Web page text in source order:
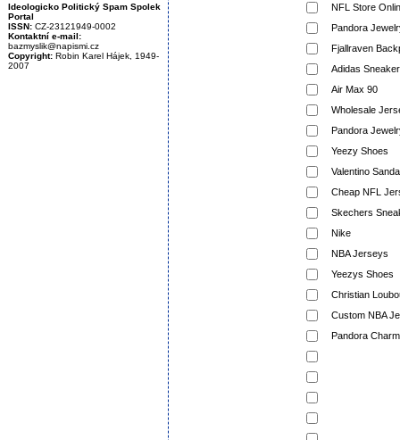
Ideologicko Politický Spam Spolek
Portal
ISSN: CZ-23121949-0002
Kontaktní e-mail:
bazmyslik@napismi.cz
Copyright: Robin Karel Hájek, 1949-
2007
NFL Store
Pandora
Fjallraven
Adidas
Air Max 90
Wholesale
Pandora
Yeezy Shoes
Valentino
Cheap NFL
Skechers
Nike
NBA Jerseys
Yeezys Shoes
Christian
Custom NBA
Pandora